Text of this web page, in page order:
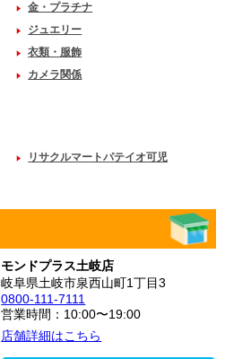
金・プラチナ
ジュエリー
衣類・服飾
カメラ関係
リサクルマートパテイオ可児
モンドプラス土岐店
岐阜県土岐市泉西山町1丁目3
0800-111-7111
営業時間：10:00〜19:00
店舗詳細はこちら